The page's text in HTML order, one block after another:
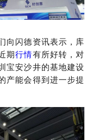
向闪德资讯表示，库
期行情有所好转，对
宝安沙井的基地建设
产能会得到进一步提